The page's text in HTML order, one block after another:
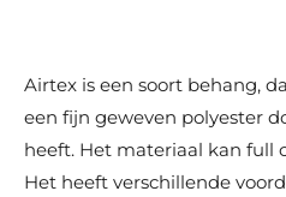
Airtex is een soort behang,
een fijn geweven polyester
heeft. Het materiaal kan full
Het heeft verschillende